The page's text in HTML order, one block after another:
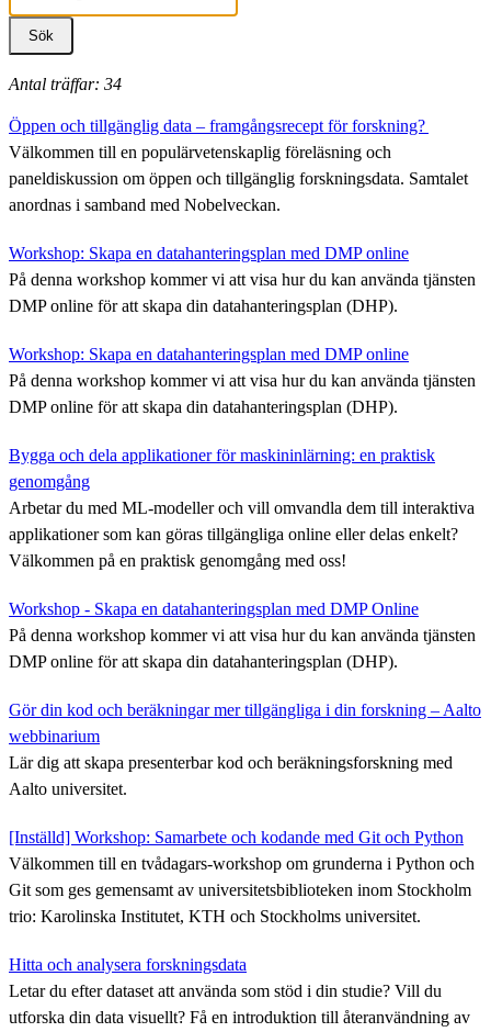
Antal träffar: 34
Öppen och tillgänglig data – framgångsrecept för forskning?
Välkommen till en populärvetenskaplig föreläsning och
paneldiskussion om öppen och tillgänglig forskningsdata. Samtalet
anordnas i samband med Nobelveckan.
Workshop: Skapa en datahanteringsplan med DMP online
På denna workshop kommer vi att visa hur du kan använda tjänsten
DMP online för att skapa din datahanteringsplan (DHP).
Workshop: Skapa en datahanteringsplan med DMP online
På denna workshop kommer vi att visa hur du kan använda tjänsten
DMP online för att skapa din datahanteringsplan (DHP).
Bygga och dela applikationer för maskininlärning: en praktisk
genomgång
Arbetar du med ML-modeller och vill omvandla dem till interaktiva
applikationer som kan göras tillgängliga online eller delas enkelt?
Välkommen på en praktisk genomgång med oss!
Workshop - Skapa en datahanteringsplan med DMP Online
På denna workshop kommer vi att visa hur du kan använda tjänsten
DMP online för att skapa din datahanteringsplan (DHP).
Gör din kod och beräkningar mer tillgängliga i din forskning – Aalto
webbinarium
Lär dig att skapa presenterbar kod och beräkningsforskning med
Aalto universitet.
[Inställd] Workshop: Samarbete och kodande med Git och Python
Välkommen till en tvådagars-workshop om grunderna i Python och
Git som ges gemensamt av universitetsbiblioteken inom Stockholm
trio: Karolinska Institutet, KTH och Stockholms universitet.
Hitta och analysera forskningsdata
Letar du efter dataset att använda som stöd i din studie? Vill du
utforska din data visuellt? Få en introduktion till återanvändning av